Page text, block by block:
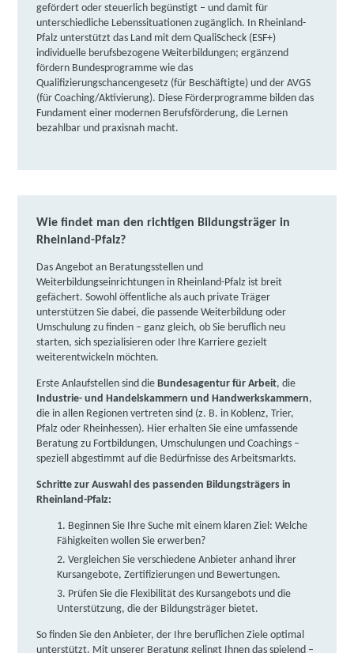
isb Institut für Schulung und Beruf | Löhrstraße 87
A/B, 56068 Koblenz
Partner
weitere Informationen
DAA Deutsche Angestellten-Akademie gGmbH |
Thielenstraße 13, 56073 Koblenz
Partner
weitere Informationen
Lernstudio Barbarossa / MegaKids Fortbildungs
GmbH | Kleiner Platz 11, 76829 LandauPartner
weitere Informationen
ProfeS GmbH | Max-von-Laue-Str. 3, 76829 Landau
Partner
weitere Informationen
DAA Deutsche Angestellten-Akademie GmbH |
TERTIA Berufsförderung GmbH & Co. KG | Ostring
19, 76829 LandauPartner
weitere Informationen
gefördert oder steuerlich begünstigt – und damit für
unterschiedliche Lebenssituationen zugänglich. In Rheinland-
Pfalz unterstützt das Land mit dem QualiScheck (ESF+)
individuelle berufsbezogene Weiterbildungen; ergänzend
fördern Bundesprogramme wie das
Qualifizierungschancengesetz (für Beschäftigte) und der AVGS
(für Coaching/Aktivierung). Diese Förderprogramme bilden das
Fundament einer modernen Berufsförderung, die Lernen
bezahlbar und praxisnah macht.
Wie findet man den richtigen Bildungsträger in
Rheinland-Pfalz?
Das Angebot an Beratungsstellen und
Weiterbildungseinrichtungen in Rheinland-Pfalz ist breit
gefächert. Sowohl öffentliche als auch private Träger
unterstützen Sie dabei, die passende Weiterbildung oder
Umschulung zu finden – ganz gleich, ob Sie beruflich neu
starten, sich spezialisieren oder Ihre Karriere gezielt
weiterentwickeln möchten.
Erste Anlaufstellen sind dieBundesagentur für Arbeit, die
Industrie- und Handelskammern und Handwerkskammern,
die in allen Regionen vertreten sind (z. B. in Koblenz, Trier,
Pfalz oder Rheinhessen). Hier erhalten Sie eine umfassende
Beratung zu Fortbildungen, Umschulungen und Coachings –
speziell abgestimmt auf die Bedürfnisse des Arbeitsmarkts.
Schritte zur Auswahl des passenden Bildungsträgers in
Rheinland-Pfalz:
Beginnen Sie Ihre Suche mit einem klaren Ziel: Welche
Fähigkeiten wollen Sie erwerben?
Vergleichen Sie verschiedene Anbieter anhand ihrer
Kursangebote, Zertifizierungen und Bewertungen.
Prüfen Sie die Flexibilität des Kursangebots und die
Unterstützung, die der Bildungsträger bietet.
So finden Sie den Anbieter, der Ihre beruflichen Ziele optimal
unterstützt. Mit unserer Beratung gelingt Ihnen das spielend –